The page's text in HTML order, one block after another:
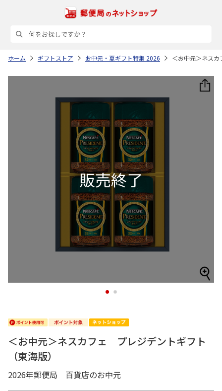
ホーム ギフトストア お中元・夏ギフト特集 2026 ＜お中元＞ネス
1 2
＜お中元＞ネスカフェ プレジデントギフト
（東海版）
2026年郵便局 百貨店のお中元